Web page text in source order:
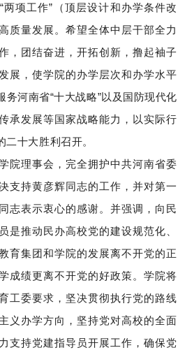
项工作”（顶层设计和办学条件改
质量发展。希望全体中层干部全力
，团结奋进，开拓创新，撸起袖子
展，使学院的办学层次和办学水平
务河南省“十大战略”以及国防现代化
承发展等国家战略能力，以实际行
十大胜利召开。
院理事会，完全拥护中共河南省委
支持黄彦辉同志的工作，并对第一
志表示衷心的感谢。并强调，向民
是推动民办高校党的建设规范化、
育集团和学院的发展离不开党的正
成绩更离不开党的好政策。学院将
工委要求，坚决贯彻执行党的路线
义办学方向，坚持党对高校的全面
支持党建指导员开展工作，确保党